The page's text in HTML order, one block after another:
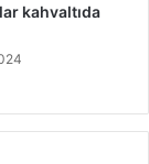
kahvaltıda